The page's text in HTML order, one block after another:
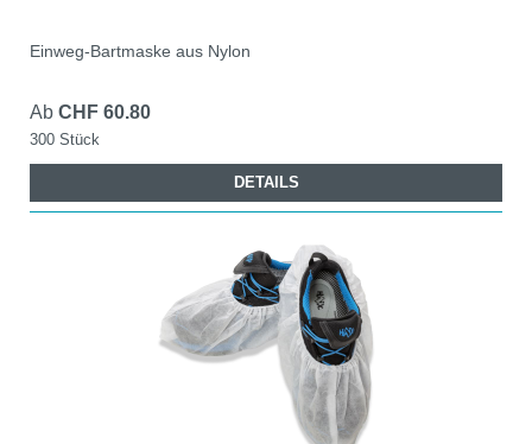
Einweg-Bartmaske aus Nylon
Ab CHF 60.80
300 Stück
DETAILS